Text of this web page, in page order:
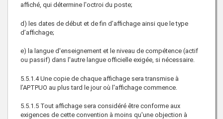
affiché, qui détermine l'octroi du poste;
d) les dates de début et de fin d’affichage ainsi que le type
d’affichage;
e) la langue d'enseignement et le niveau de compétence (actif
ou passif) dans l'autre langue officielle exigée, si nécessaire.
5.5.1.4 Une copie de chaque affichage sera transmise à
l’APTPUO au plus tard le jour où l'affichage commence.
5.5.1.5 Tout affichage sera considéré être conforme aux
exigences de cette convention à moins qu'une objection à